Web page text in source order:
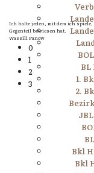
Ich halte jeden, mit dem ich
Gegenteil bewiesen hat.
Wassili Panow
0
1
2
3
BL
1.
2.
Bkl
Bkl